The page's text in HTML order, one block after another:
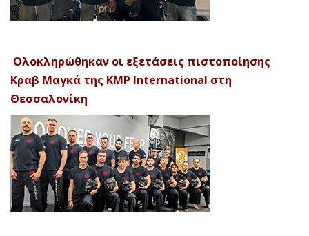
Ολοκληρώθηκαν οι εξετάσεις πιστοποίησης
Κραβ Μαγκά της KMP International στη
Θεσσαλονίκη